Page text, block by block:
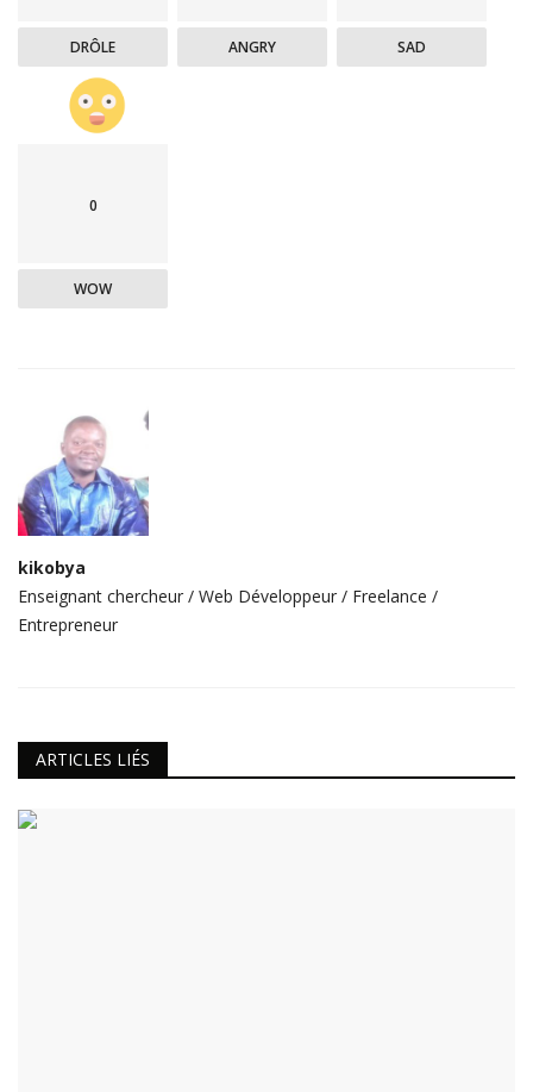
DRÔLE ANGRY SAD
0
WOW
kikobya
Enseignant chercheur / Web Développeur / Freelance /
Entrepreneur
ARTICLES LIÉS